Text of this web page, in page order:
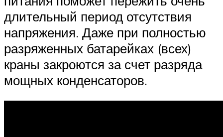
длительный период отсутствия
напряжения. Даже при полностью
разряженных батарейках (всех)
краны закроются за счет разряда
мощных конденсаторов.